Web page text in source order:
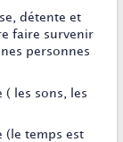
détente et
faire survenir
personnes
les sons, les
(le temps est